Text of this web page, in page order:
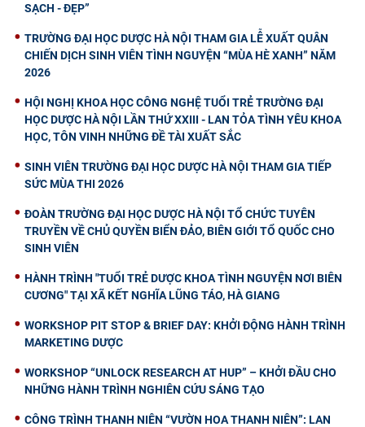
SẠCH - ĐẸP”
TRƯỜNG ĐẠI HỌC DƯỢC HÀ NỘI THAM GIA LỄ XUẤT QUÂN
CHIẾN DỊCH SINH VIÊN TÌNH NGUYỆN “MÙA HÈ XANH” NĂM
2026
HỘI NGHỊ KHOA HỌC CÔNG NGHỆ TUỔI TRẺ TRƯỜNG ĐẠI
HỌC DƯỢC HÀ NỘI LẦN THỨ XXIII - LAN TỎA TÌNH YÊU KHOA
HỌC, TÔN VINH NHỮNG ĐỀ TÀI XUẤT SẮC
SINH VIÊN TRƯỜNG ĐẠI HỌC DƯỢC HÀ NỘI THAM GIA TIẾP
SỨC MÙA THI 2026
ĐOÀN TRƯỜNG ĐẠI HỌC DƯỢC HÀ NỘI TỔ CHỨC TUYÊN
TRUYỀN VỀ CHỦ QUYỀN BIỂN ĐẢO, BIÊN GIỚI TỔ QUỐC CHO
SINH VIÊN
HÀNH TRÌNH "TUỔI TRẺ DƯỢC KHOA TÌNH NGUYỆN NƠI BIÊN
CƯƠNG" TẠI XÃ KẾT NGHĨA LŨNG TÁO, HÀ GIANG
WORKSHOP PIT STOP & BRIEF DAY: KHỞI ĐỘNG HÀNH TRÌNH
MARKETING DƯỢC
WORKSHOP “UNLOCK RESEARCH AT HUP” – KHỞI ĐẦU CHO
NHỮNG HÀNH TRÌNH NGHIÊN CỨU SÁNG TẠO
CÔNG TRÌNH THANH NIÊN “VƯỜN HOA THANH NIÊN”: LAN